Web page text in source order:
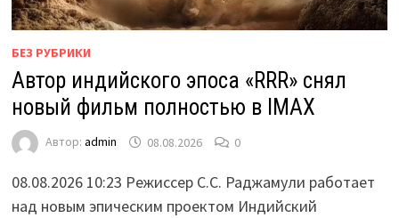
БЕЗ РУБРИКИ
Автор индийского эпоса «RRR» снял
новый фильм полностью в IMAX
Автор: admin 08.08.2026 0
08.08.2026 10:23 Режиссер С.С. Раджамули работает
над новым эпическим проектом Индийский